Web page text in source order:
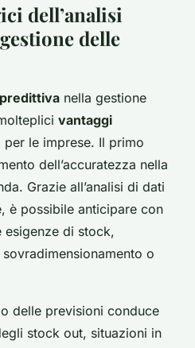
dell’analisi
delle
nella gestione
vantaggi
le imprese. Il primo
dell’accuratezza nella
Grazie all’analisi di dati
è possibile anticipare con
esigenze di stock,
o
delle previsioni conduce
stock out, situazioni in